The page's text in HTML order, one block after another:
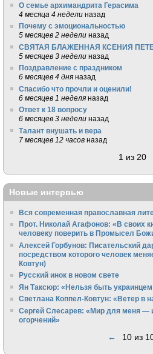
О семье архимандрита Герасима
4 месяца 4 недели назад
Почему с эмоциональностью
5 месяцев 2 недели назад
СВЯТАЯ БЛАЖЕННАЯ КСЕНИЯ
5 месяцев 3 недели назад
Поздравление с праздником
6 месяцев 4 дня назад
Спасибо что прочли и оценили!
6 месяцев 1 неделя назад
Ответ к 18 вопросу
6 месяцев 3 недели назад
Талант внушать и вера
7 месяцев 12 часов назад
1 из 20
Новые интервью
Вся современная православная
Прот. Николай Агафонов: «В своих
человеку поверить в Промысел
Алексей Горбунов: Писательский
посредством которого человек
Ковтун)
Русский инок в новом свете
Ян Таксюр: «Нельзя быть
Светлана Коппел-Ковтун: «Ветер в
Сергей Слесарев: «Мир для меня —
огорчений»
← 10 из